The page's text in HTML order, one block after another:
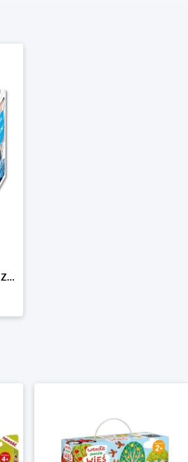
Klocki kartonowe Piramida Zabaw. Owoce i Warzywa Piramida zabaw